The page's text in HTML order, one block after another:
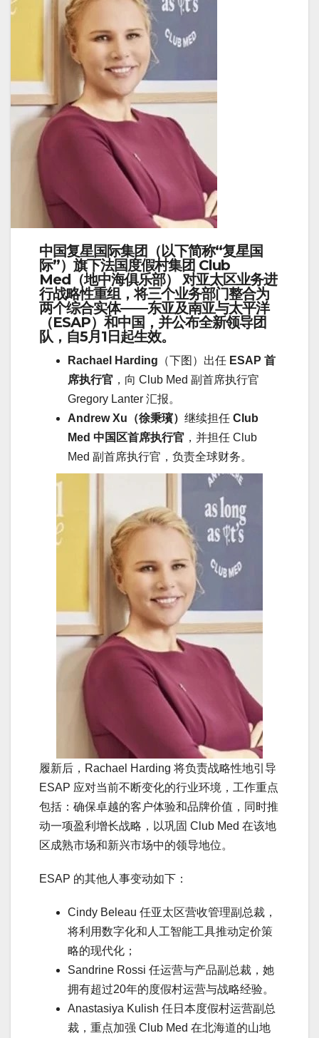
中国复星国际集团 （以下简称“复星国
际”）旗下法国度假村集团 Club
Med（地中海俱乐部）
对亚太区业务进
行战略性重组，将三个业务部门整合为
两个综合实体——东亚及南亚与太平洋
（ESAP）和中国，并公布全新领导团
队，自5月1日起生效。
Rachael Harding （下图）出任 ESAP 首
席执行官 ，向 Club Med 副首席执行官
Gregory Lanter 汇报。
Andrew Xu（徐秉璸） 继续担任 Club
Med 中国区首席执行官 ，并担任 Club
Med 副首席执行官，负责全球财务。
履新后，Rachael Harding 将负责战略性地引导
ESAP 应对当前不断变化的行业环境，工作重点
包括：确保卓越的客户体验和品牌价值，同时推
动一项盈利增长战略，以巩固 Club Med 在该地
区成熟市场和新兴市场中的领导地位。
ESAP 的其他人事变动如下：
Cindy Beleau 任亚太区营收管理副总裁，
将利用数字化和人工智能工具推动定价策
略的现代化；
Sandrine Rossi 任运营与产品副总裁，她
拥有超过20年的度假村运营与战略经验。
Anastasiya Kulish 任日本度假村运营副总
裁，重点加强 Club Med 在北海道的山地